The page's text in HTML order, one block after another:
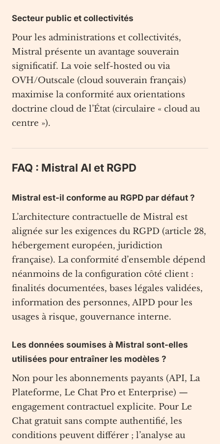
Secteur public et collectivités
Pour les administrations et collectivités,
Mistral présente un avantage souverain
significatif. La voie self-hosted ou via
OVH/Outscale (cloud souverain français)
maximise la conformité aux orientations
doctrine cloud de l’État (circulaire « cloud au
centre »).
FAQ : Mistral AI et RGPD
Mistral est-il conforme au RGPD par défaut ?
L’architecture contractuelle de Mistral est
alignée sur les exigences du RGPD (article 28,
hébergement européen, juridiction
française). La conformité d’ensemble dépend
néanmoins de la configuration côté client :
finalités documentées, bases légales validées,
information des personnes, AIPD pour les
usages à risque, gouvernance interne.
Les données soumises à Mistral sont-elles
utilisées pour entraîner les modèles ?
Non pour les abonnements payants (API, La
Plateforme, Le Chat Pro et Enterprise) —
engagement contractuel explicite. Pour Le
Chat gratuit sans compte authentifié, les
conditions peuvent différer ; l’analyse au